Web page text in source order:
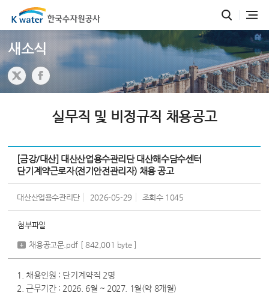
새소식
실무직 및 비정규직 채용공고
[금강/대산] 대산산업용수관리단 대산해수담수센터
단기계약근로자(전기안전관리자) 채용 공고
대산산업용수관리단 2026-05-29 조회수 1045
첨부파일
채용공고문.pdf [ 842,001 byte ]
1. 채용인원 : 단기계약직 2명
2. 근무기간 : 2026. 6월 ~ 2027. 1월(약 8개월)